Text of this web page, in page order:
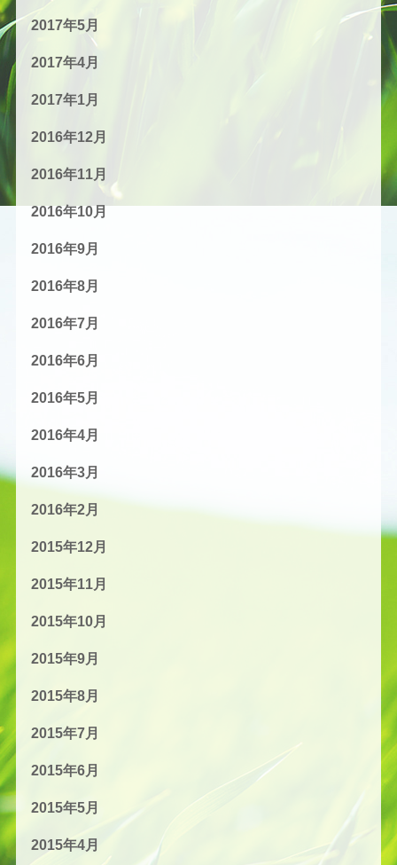
2017年5月
2017年4月
2017年1月
2016年12月
2016年11月
2016年10月
2016年9月
2016年8月
2016年7月
2016年6月
2016年5月
2016年4月
2016年3月
2016年2月
2015年12月
2015年11月
2015年10月
2015年9月
2015年8月
2015年7月
2015年6月
2015年5月
2015年4月